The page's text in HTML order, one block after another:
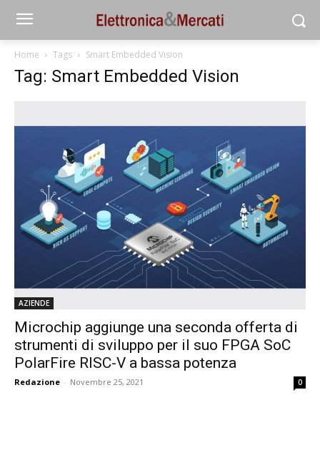
Home Tags Smart Embedded Vision
Tag: Smart Embedded Vision
AZIENDE
Microchip aggiunge una seconda offerta di
strumenti di sviluppo per il suo FPGA SoC
PolarFire RISC-V a bassa potenza
Redazione - Novembre 25, 2021 0